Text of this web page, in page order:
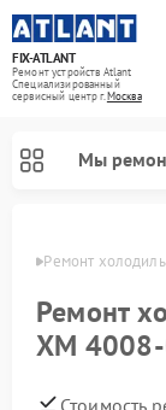
FIX-ATLANT
Ремонт устройств Atlant
Специализированный
cервисный центр г.Москва
Мы
Ремонт
Ремонт
ХМ 4008-
Стоимость